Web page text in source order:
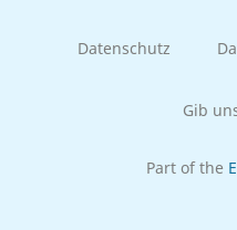
Datenschutz
Gib
Part of the